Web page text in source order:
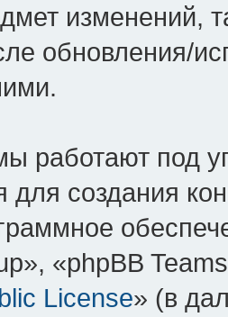
изменений,
обновления/
работают под
для создания
«phpBB
License» (в